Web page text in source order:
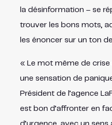
la désinformation – se
trouver les bons mots,
les énoncer sur un ton
« Le mot même de
une sensation de
Président de l’agence
est bon d’affronter en